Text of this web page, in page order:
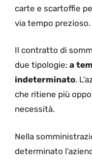
carte e scartoffie
via tempo prezioso.
Il contratto di
due tipologie: a
indeterminato.
che ritiene più
necessità.
Nella
determinato